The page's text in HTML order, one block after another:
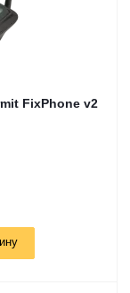
FixPhone v2